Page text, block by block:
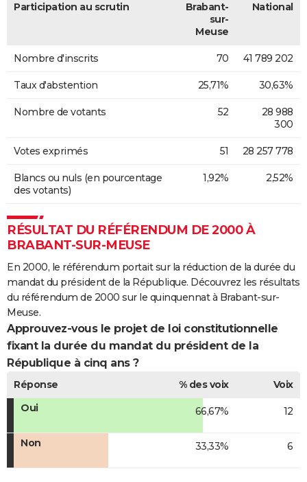
Participation au scrutin
Brabant-
sur-
Meuse
National
Nombre d'inscrits 70 41 789 202
Taux d'abstention 25,71% 30,63%
Nombre de votants 52
28 988
300
Votes exprimés 51 28 257 778
Blancs ou nuls (en pourcentage
des votants)
1,92% 2,52%
RÉSULTAT DU RÉFÉRENDUM DE 2000 À
BRABANT-SUR-MEUSE
En 2000, le référendum portait sur la réduction de la durée du
mandat du président de la République. Découvrez les résultats
du référendum de 2000 sur le quinquennat à Brabant-sur-
Meuse.
Approuvez-vous le projet de loi constitutionnelle
fixant la durée du mandat du président de la
République à cinq ans ?
Réponse % des voix
Voix
Oui
66,67% 12
Non 33,33% 6